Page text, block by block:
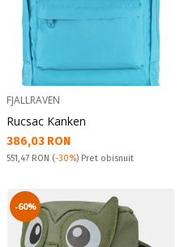
FJALLRAVEN
Rucsac Kanken
Текуща цена:
386,03 RON
Pret obisnuit:
551,47 RON (-30%) Pret obisnuit
-60%